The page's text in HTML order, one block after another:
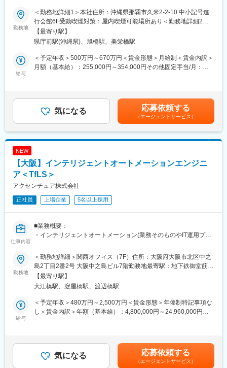
駐の人事部社員が実施します
変更の範囲：会社の定める業務
・20万円の入社祝い金（家族連れの方のみ）
＜全員＞
・退職金制度
・選択制企業型確定拠出年金制度
■特徴
あるFPTジャパンホールディングスの国内開発部隊です
・日本全国のクライアントからのニアショア開発は、要件定義か
ら保守運用まですべてFPTニアショアジャパン（沖縄・福岡・札
・そのなかで、ベトナム本国側に3万人いるのエンジニア部隊と協
数勤務しており、非常に国際的な環境です。オープンマインドで
積極的な方が多く、社内のコミュニケーションは活発です※社内公
用語は日本語です
変更の範囲：会社の定める業務
【概要】
FPTニアショアジャパン株式会社は、FPTジャパングループのニア
ショア・オフショア・ベストショア拠点として、2017年に沖縄を
拠点に設立し、2022年には福岡、2023年には北海道へと事業を拡
大してまいりました。当初は10名にも満たない体制でスタートい
たしましたが、2026年現在では沖縄拠点で約250名、3拠点で500
沖縄地場企業とのつながりはもちろん、首都圏に本社を構えるお
客様の案件も非常に多く、沖縄にいながら首都圏の案件にプライ
ムで関われることが大きな特徴の一つとなっています。
・顧客折衝、課題整理、改善提案
・開発チーム（将来的にオフショア含む）のマネジメント
・コード品質担保のためのレビュー観点での技術的判断
・様々な国籍の社員の、多様な価値観を受容して、チームをまと
【FPTニアショアジャパン全拠点共通】
・平均年齢34歳です。
【入社後のフォロー体制】
メンター制度：先輩社員がメンターとして業務やメンタルのサポ
メンターランチ：6ヶ月の試用期間中、計5回、メンターとのラン
チを実施します。費用は会社が負担します。最初の1回は、沖縄常
変更の範囲：会社の定める業務
勤務地
＜勤務地詳細1＞本社住所：沖縄県那覇市久米2-2-10 中小記号進
行会館6F受動喫煙対策：屋内喫煙可能場所あり＜勤務地詳細2＞
那覇オフィス２住所：沖縄県那覇市久米2丁目3番地15号 COI那
覇ビル 2階受動喫煙対策：屋内喫煙可能場所あり変更の範囲：会
【最寄り駅】
県庁前駅(沖縄県)、旭橋駅、美栄橋駅
給与
＜予定年収＞500万円～670万円＜賃金形態＞月給制＜賃金内訳＞
月額（基本給）：255,000円～354,000円その他固定手当/月：
業手当＞有＜給与補足＞■賞与：2回■昇給：年1回■その他固定手
当＝住宅手当※年収には賞与含む。昇給、通勤手当、帰省旅費補助
は含まない。賃金はあくまでも目安の金額であり、選考を通じて
上下する可能性があります。月給(月額)は固定手当を含めた表記で
す。
気になる 応募依頼する
（エージェントサービス）
NEW
【大阪】インテリジェントオートメーションエンジニ
ア＜TfLS＞
アクセンチュア株式会社
正社員 上場企業 5名以上採用
仕事内容
■業務概要：
・インテリジェントオートメーション(業務そのものやIT運用プロ
ントもしくはエンジニアとして様々な技術や弊社内のアセットツ
ール群（SynOpsやAiOpsを含む）を用いて変革を実現していただ
きます。
・最新テクノロジーを組合せ、End to End の業務をサポートする
システムを提案・開発し、効果創出までを担っていただきます。
・お客様へ弊社アセット群、ワークフロー、チャットボット、AI-
OCRやRPA導入など、業務効率化を実現する仕組みを短サイクル
的な変革をもたらすための仕組みを提案し、構築していただきま
す。
・これらの業務に携わることで、ビジネスの変化に合わせながら
勤務地
＜勤務地詳細＞関西オフィス（7F）住所：大阪府大阪市北区中之
島2丁目2番2号 大阪中之島ビル7階勤務地最寄駅：地下鉄御堂筋
線、京阪本線／淀屋橋駅受動喫煙対策：屋内全面禁煙変更の範
囲：会社の定める事業所
【最寄り駅】
大江橋駅、淀屋橋駅、渡辺橋駅
給与
＜予定年収＞480万円～2,500万円＜賃金形態＞年俸制特記事項な
し＜賃金内訳＞年額（基本給）：4,800,000円～24,960,000円＜
気になる 応募依頼する
（エージェントサービス）